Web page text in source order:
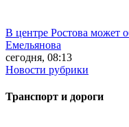
В центре Ростова может
Емельянова
сегодня, 08:13
Новости рубрики
Транспорт и дороги